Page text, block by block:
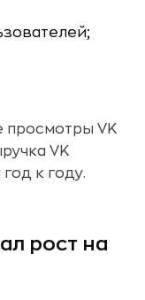
просмотры VK
VK
к году.
рост на